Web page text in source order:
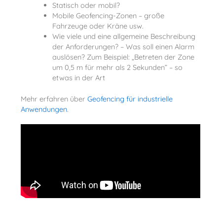
Statisch oder mobil?
Mobile Geofencing-Zonen – große
Fahrzeuge oder Kräne usw.
Wie viele und eine allgemeine Beschreibung
der Anforderungen? – Was soll einen Alarm
auslösen? Zum Beispiel: „Betreten der Zone
um 0,5 m für mehr als 2 Sekunden” – so
etwas in der Art
Mehr erfahren überGeofencing für industrielle
Anwendungen.